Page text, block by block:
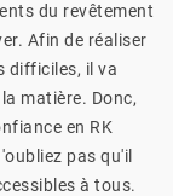
du revêtement
Afin de réaliser
difficiles, il va
matière. Donc,
en RK
pas qu'il
à tous.